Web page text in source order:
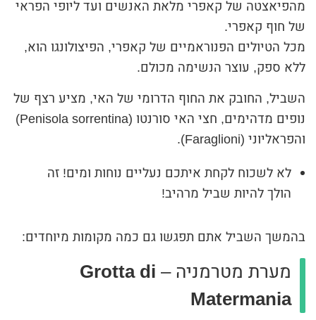
מהפיאצטה של קאפרי מלאת האנשים ועד ליופי הפראי
של חוף קאפרי.
מכל הטיולים הפנוראמיים של קאפרי, הפיצולונגו הוא,
ללא ספק, עוצר הנשימה מכולם.
השביל, החובק את החוף הדרומי של האי, מציע רצף של
נופים מדהימים, חצי האי סורנטו (Penisola sorrentina)
והפראליוני (Faraglioni).
לא לשכוח לקחת איתכם נעליים נוחות ומים! זה
הולך להיות שביל מרהיב!
בהמשך השביל אתם תפגשו גם כמה מקומות מיוחדים:
מערת מטרמניה – Grotta di
Matermania